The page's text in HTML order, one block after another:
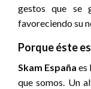
gestos que se
favoreciendo su
Porque éste
Skam España es
que somos. Un